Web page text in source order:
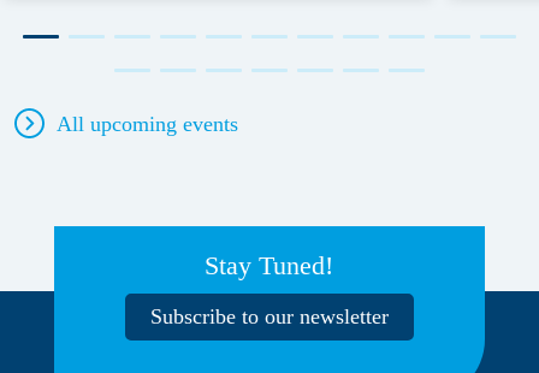
All upcoming events
Stay Tuned!
Subscribe to our newsletter